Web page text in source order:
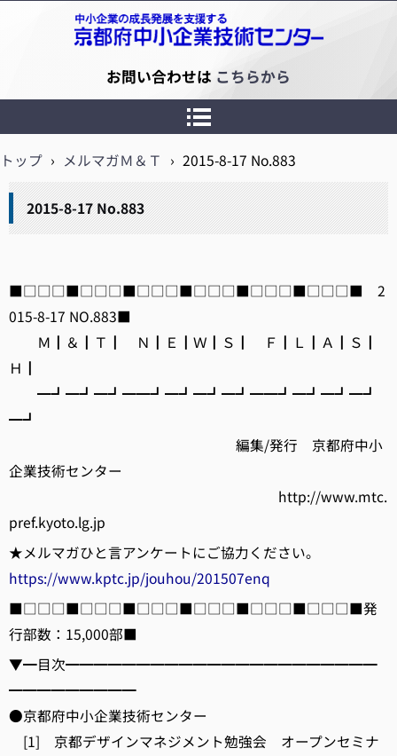
京都府中小企業技術センター
お問い合わせは こちらから
トップ › メルマガＭ＆Ｔ › 2015-8-17 No.883
2015-8-17 No.883
■□□□■□□□■□□□■□□□■□□□■□□□■ 2
015-8-17 NO.883■
Ｍ┃＆┃Ｔ┃ Ｎ┃Ｅ┃Ｗ┃Ｓ┃ Ｆ┃Ｌ┃Ａ┃Ｓ┃
Ｈ┃
━┛━┛━┛━━┛━┛━┛━┛━━┛━┛━┛━┛
━┛
編集/発行 京都府中小
企業技術センター
http://www.mtc.
pref.kyoto.lg.jp
★メルマガひと言アンケートにご協力ください。
https://www.kptc.jp/jouhou/201507enq
■□□□■□□□■□□□■□□□■□□□■□□□■発
行部数：15,000部■
▼━目次━━━━━━━━━━━━━━━━━━━━━━
━━━━━━━━━
●京都府中小企業技術センター
[1] 京都デザインマネジメント勉強会 オープンセミナ